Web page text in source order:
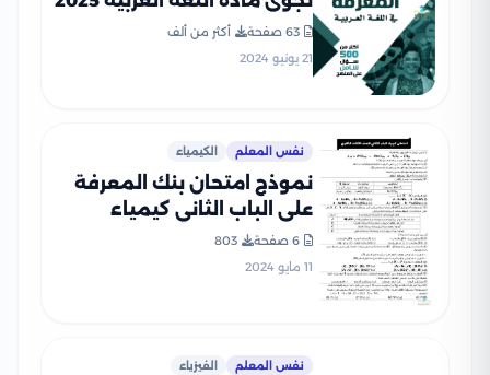
بالاجابات
63 صفحة
أكثر من ألف
21 يونيو 2024
نفس المعلم الكيمياء
نموذج امتحان بنك المعرفة
على الباب الثاني كيمياء
للثانوية العامة
6 صفحة
803
11 مايو 2024
نفس المعلم الفيزياء